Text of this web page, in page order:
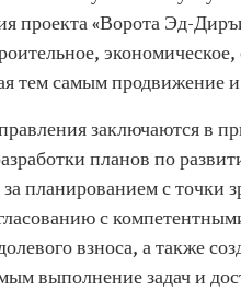
проекта «Ворота Эд-
тем самым продвижение
заключаются в
планов по
за планированием с
с
взноса, а также
выполнение задач и